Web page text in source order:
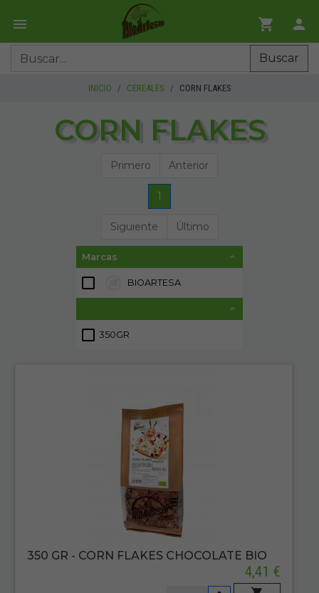
Buscar
INICIO CEREALES CORN FLAKES
CORN FLAKES
Primero Anterior
1
Siguiente Último
Marcas
BIOARTESA
350GR
350 GR - CORN FLAKES CHOCOLATE BIO
4,41 €